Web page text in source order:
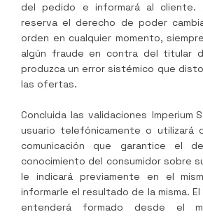
del pedido e informará al cliente.
reserva el derecho de poder
orden en cualquier momento,
algún fraude en contra del titular
produzca un error sistémico que
las ofertas.
Concluida las validaciones Imperium
usuario telefónicamente o utilizará
comunicación que garantice el
conocimiento del consumidor sobre
le indicará previamente en el
informarle el resultado de la misma.
entenderá formado desde el